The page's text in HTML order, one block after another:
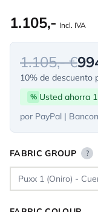
1.105,- Incl. IVA
1.105,- €
10% de descuento
% Usted ahorra
por PayPal |
FABRIC GROUP ?